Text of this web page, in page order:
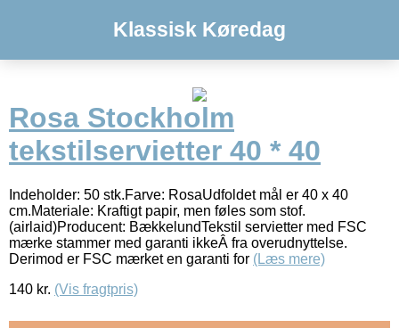
Klassisk Køredag
Rosa Stockholm
tekstilservietter 40 * 40
Indeholder: 50 stk.Farve: RosaUdfoldet mål er 40 x 40
cm.Materiale: Kraftigt papir, men føles som stof.
(airlaid)Producent: BækkelundTekstil servietter med FSC
mærke stammer med garanti ikkeÂ fra overudnyttelse.
Derimod er FSC mærket en garanti for (Læs mere)
140 kr. (Vis fragtpris)